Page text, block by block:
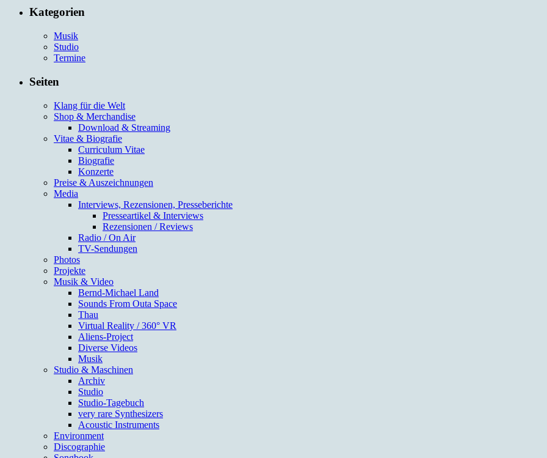
Kategorien
Musik
Studio
Termine
Seiten
Klang für die Welt
Shop & Merchandise
Download & Streaming
Vitae & Biografie
Curriculum Vitae
Biografie
Konzerte
Preise & Auszeichnungen
Media
Interviews, Rezensionen, Presseberichte
Presseartikel & Interviews
Rezensionen / Reviews
Radio / On Air
TV-Sendungen
Photos
Projekte
Musik & Video
Bernd-Michael Land
Sounds From Outa Space
Thau
Virtual Reality / 360° VR
Aliens-Project
Diverse Videos
Musik
Studio & Maschinen
Archiv
Studio
Studio-Tagebuch
very rare Synthesizers
Acoustic Instruments
Environment
Discographie